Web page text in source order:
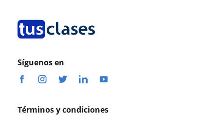
Síguenos en
Términos y condiciones